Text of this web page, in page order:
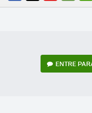
FACEBOOK
TWITTERFLIPBOARD
E-
ENTRE